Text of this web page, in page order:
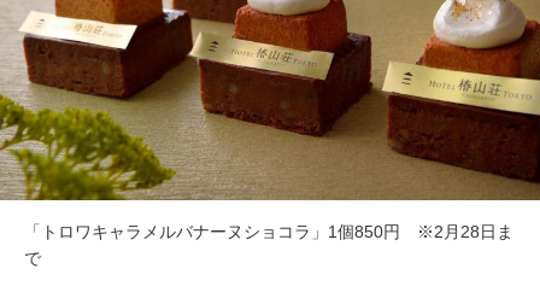
「トロワキャラメルバナーヌショコラ」1個850円 ※2月28日ま
で